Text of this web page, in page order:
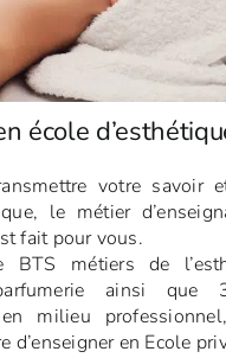
école
votre savoir
le métier
fait pour vous.
BTS métiers de
ainsi que
en milieu
d’enseigner en Ecole